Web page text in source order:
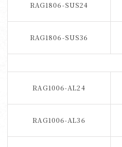
RAG1806-SUS24
RAG1806-SUS36
RAG1006-AL24
RAG1006-AL36